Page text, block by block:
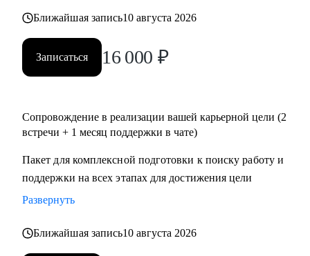
Ближайшая запись10 августа 2026
Записаться 16 000 ₽
Сопровождение в реализации вашей карьерной цели (2
встречи + 1 месяц поддержки в чате)
Пакет для комплексной подготовки к поиску работу и
поддержки на всех этапах для достижения цели
Развернуть
Ближайшая запись10 августа 2026